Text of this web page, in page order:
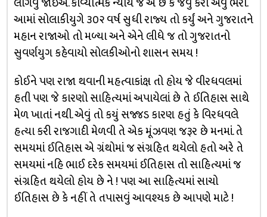
આમાં સોલાકીયુગે ૩૦૨ વર્ષ સુધી રાજ્ય તો કર્યું અને ગુજરાતને
મહાન રાજાઓ તો મળ્યા અને એને લીધે જ તો ગુજરાતનો
સુવર્ણયુગ કહેવાયો સોલકીઓનો શાસન સમય !
કોઈને પણ રાજા થવાની મહત્વાકાંક્ષ તો હોય જે વીરધવલમાં
હતી પણ જે કારણો સાહિત્યમાં અપાયેલાં છે તે ઈતિહાસ સાથે
મેળ ખાતાં નથી. એવું તો કયું સજ્જડ કારણ હતું કે વિરધવલે
હત્યા કરી રાજગાદી મેળવી તે એક મૂંઝવણ જરૂર છે મનમાં. તે
સમયમાં ઈતિહાસ એ ગ્રંથોમાં જ સંગ્રહિત થયેલો હતો અરે તે
સમયમાં નહિ ભાઈ દરેક સમયમાં ઈતિહાસ તો સાહિત્યમાં જ
સંગ્રહિત થયેલો હોય છે ને ! પણ આ સાહિત્યમાં સાચો
ઈતિહાસ છે કે નહીં તે તપાસવું આવશ્યક છે આપણે માટે !